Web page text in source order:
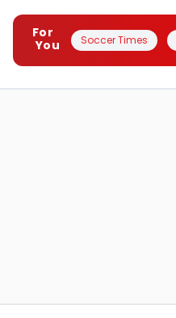
For
You
Soccer Times